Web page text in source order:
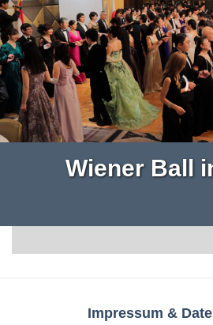
Wiener Ball
Impressum &